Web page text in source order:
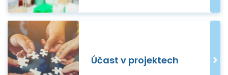
Účast v projektech